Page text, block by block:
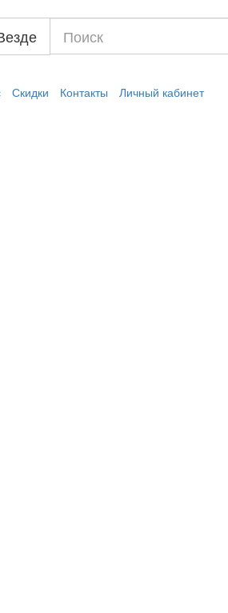
Скидки Контакты Личный кабинет